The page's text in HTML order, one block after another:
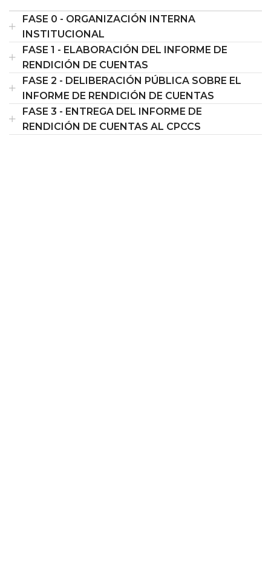
FASE 0 - ORGANIZACIÓN INTERNA
INSTITUCIONAL
FASE 1 - ELABORACIÓN DEL INFORME DE
RENDICIÓN DE CUENTAS
FASE 2 - DELIBERACIÓN PÚBLICA SOBRE EL
INFORME DE RENDICIÓN DE CUENTAS
FASE 3 - ENTREGA DEL INFORME DE
RENDICIÓN DE CUENTAS AL CPCCS